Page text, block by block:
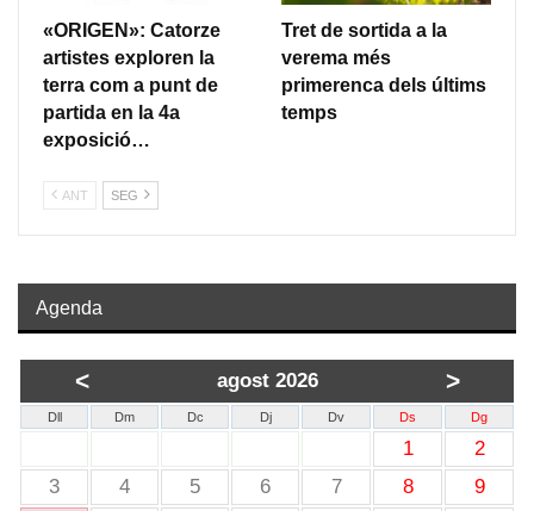
«ORIGEN»: Catorze
artistes exploren la
terra com a punt de
partida en la 4a
exposició…
Tret de sortida a la
verema més
primerenca dels últims
temps
ANT SEG
Agenda
< agost 2026 >
Dll Dm Dc Dj Dv Ds Dg
1
2
3
4 5 6 7 8
9